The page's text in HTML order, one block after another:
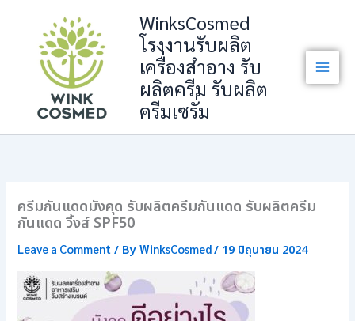
content
WinksCosmed
โรงงานรับผลิต
เครื่องสำอาง รับ
ผลิตครีม รับผลิต
ครีมเซรั่ม
ครีมกันแดดมังคุด รับผลิตครีมกันแดด รับผลิตครีม
กันแดด วิ้งส์ SPF50
Leave a Comment / ByWinksCosmed/ 19 มิถุนายน 2024